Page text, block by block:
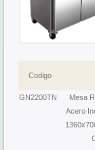
Codigo
GN2200TN
Mesa
Acero